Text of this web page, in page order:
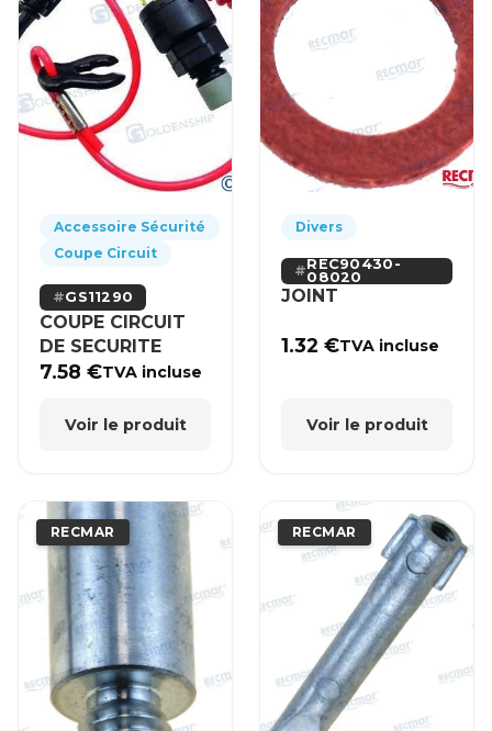
Accessoire Sécurité
Coupe Circuit
GS11290
COUPE CIRCUIT
DE SECURITE
7.58€TVA incluse
Voir le produit
Divers
REC90430-
08020
JOINT
1.32€TVA incluse
Voir le produit
RECMAR RECMAR